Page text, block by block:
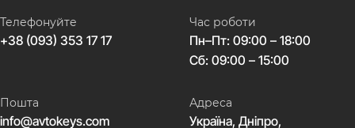
Телефонуйте
+38 (093) 353 17 17
Час роботи
Пн–Пт: 09:00 – 18:00
Сб: 09:00 – 15:00
Пошта
info@avtokeys.com
Адреса
Україна, Дніпро,